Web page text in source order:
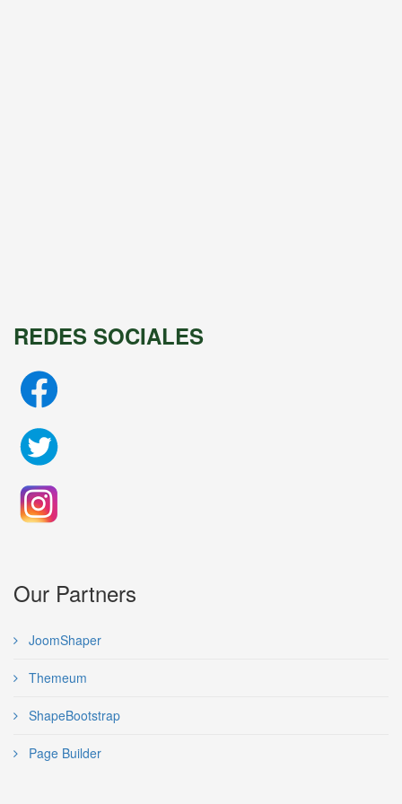
REDES SOCIALES
Our Partners
JoomShaper
Themeum
ShapeBootstrap
Page Builder